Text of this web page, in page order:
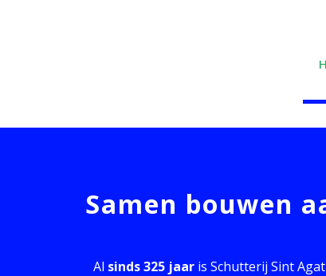
Samen bouwen
Al sinds 325 jaaris Schutterij Sint